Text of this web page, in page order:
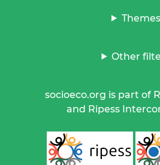
Other
socioeco.org is part of
and Ripess